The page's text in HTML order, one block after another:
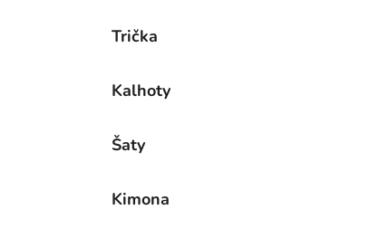
Trička
Kalhoty
Šaty
Kimona